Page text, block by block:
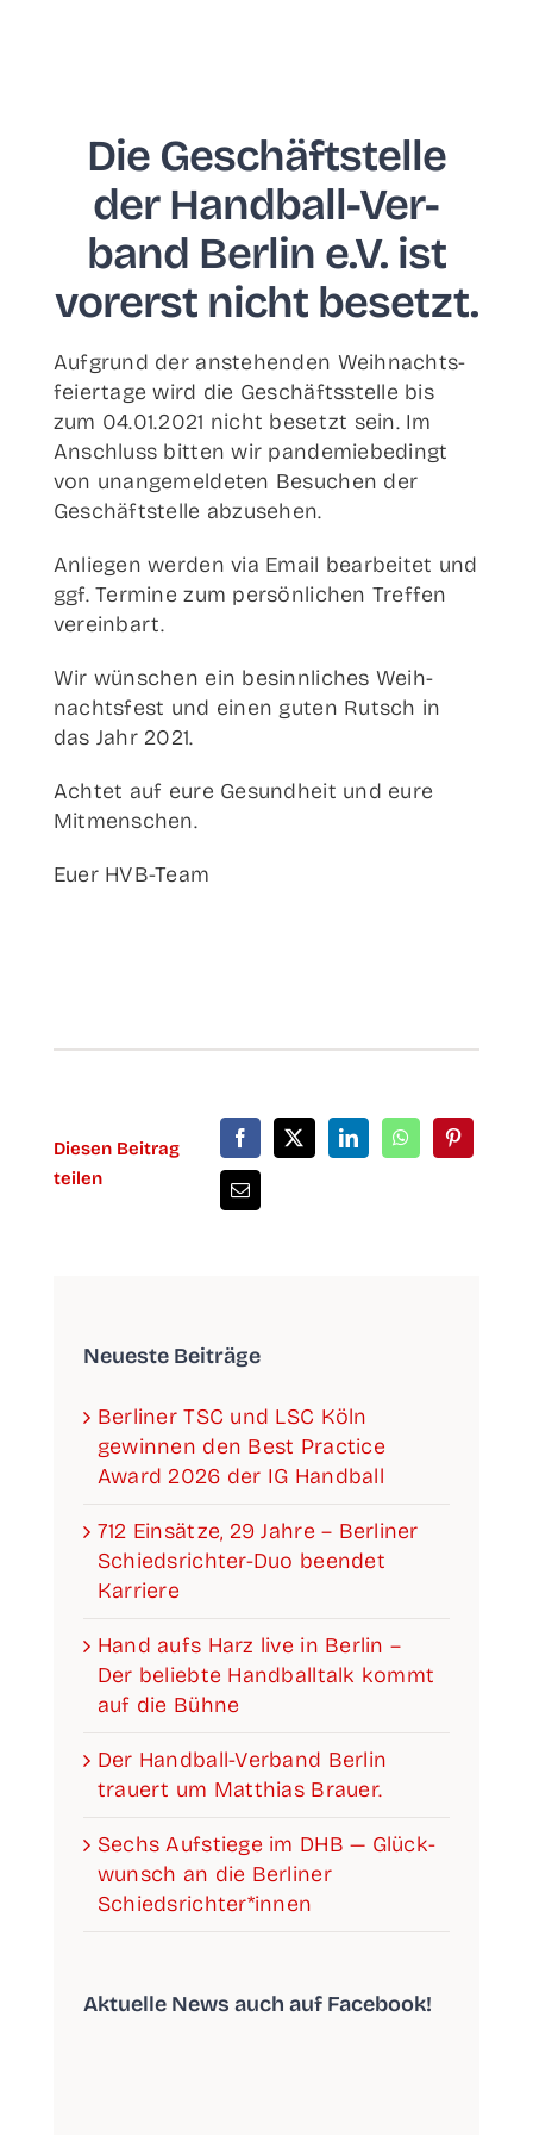
Die Geschäfts­tel­le
der Han­d­­ball-Ver­­­
band Ber­lin e.V. ist
vor­erst nicht besetzt.
Auf­grund der anste­hen­den Weih­nachts­
fei­er­ta­ge wird die Geschäfts­stel­le bis
zum 04.01.2021 nicht besetzt sein. Im
Anschluss bit­ten wir pan­de­mie­be­dingt
von unan­ge­mel­de­ten Besu­chen der
Geschäfts­tel­le abzusehen.
Anlie­gen wer­den via Email bear­bei­tet und
ggf. Ter­mi­ne zum per­sön­li­chen Tref­fen
vereinbart.
Wir wün­schen ein besinn­li­ches Weih­
nachts­fest und einen guten Rutsch in
das Jahr 2021.
Ach­tet auf eure Gesund­heit und eure
Mitmenschen.
Euer HVB-Team
Die­sen Bei­trag
teilen
Neu­es­te Beiträge
Ber­li­ner TSC und LSC Köln
gewin­nen den Best Prac­ti­ce
Award 2026 der IG Handball
712 Ein­sät­ze, 29 Jah­re – Ber­li­ner
Schieds­­­rich­­­ter-Duo been­det
Karriere
Hand aufs Harz live in Ber­lin –
Der belieb­te Hand­ball­talk kommt
auf die Bühne
Der Han­­d­­­ball-Ver­­­­­band Ber­lin
trau­ert um Mat­thi­as Brauer.
Sechs Auf­stie­ge im DHB — Glück­
wunsch an die Ber­li­ner
Schiedsrichter*innen
Aktu­el­le News auch auf Facebook!